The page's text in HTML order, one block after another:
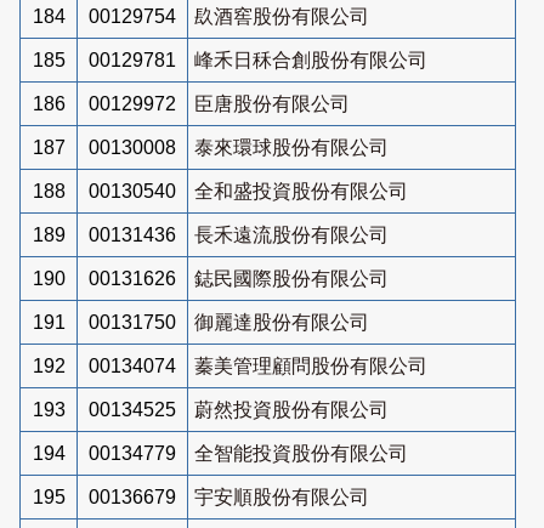
184 00129754 镹酒窖股份有限公司
185 00129781 峰禾日秝合創股份有限公司
186 00129972 臣唐股份有限公司
187 00130008 泰來環球股份有限公司
188 00130540 全和盛投資股份有限公司
189 00131436 長禾遠流股份有限公司
190 00131626 鋕民國際股份有限公司
191 00131750 御麗達股份有限公司
192 00134074 蓁美管理顧問股份有限公司
193 00134525 蔚然投資股份有限公司
194 00134779 全智能投資股份有限公司
195 00136679 宇安順股份有限公司